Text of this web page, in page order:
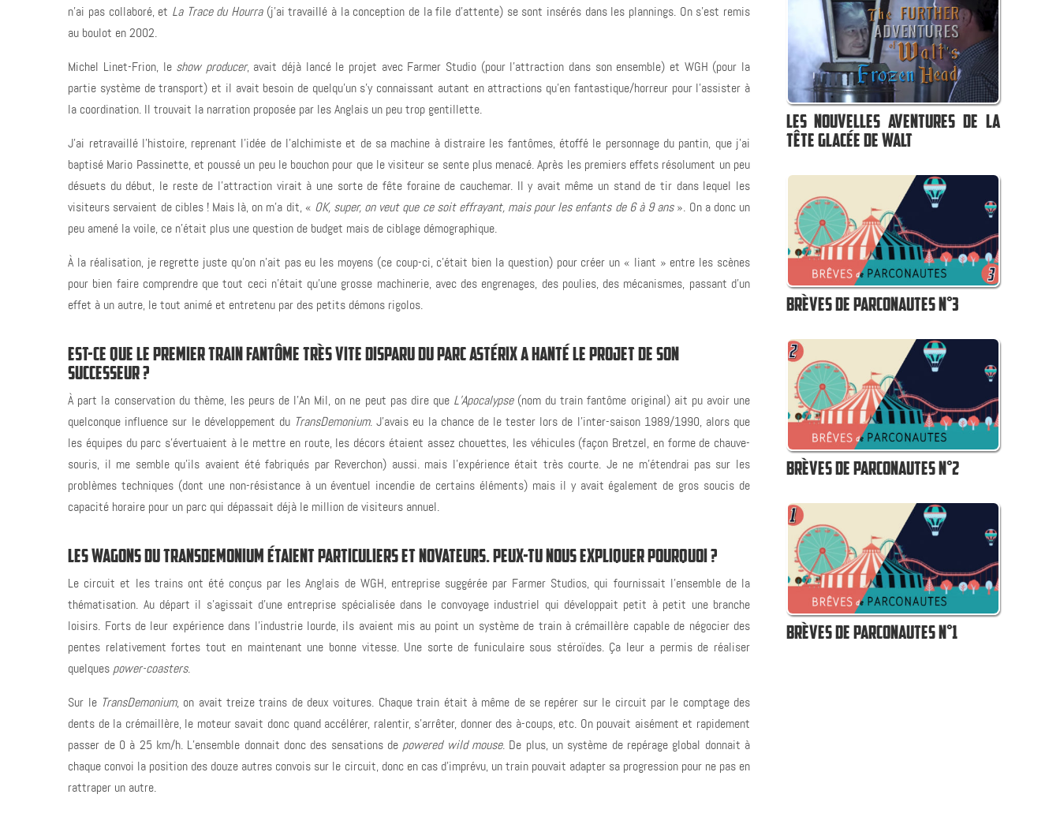
n’ai pas collaboré, et La Trace du Hourra(j’ai travaillé à la conception de la file d’attente) se sont insérés dans les plannings. On s’est remis
au boulot en 2002.
Michel Linet-Frion, le show producer, avait déjà lancé le projet avec Farmer Studio (pour l’attraction dans son ensemble) et WGH (pour la
partie système de transport) et il avait besoin de quelqu’un s’y connaissant autant en attractions qu’en fantastique/horreur pour l’assister à
la coordination. Il trouvait la narration proposée par les Anglais un peu trop gentillette.
J’ai retravaillé l’histoire, reprenant l’idée de l’alchimiste et de sa machine à distraire les fantômes, étoffé le personnage du pantin, que j’ai
baptisé Mario Passinette, et poussé un peu le bouchon pour que le visiteur se sente plus menacé. Après les premiers effets résolument un peu
désuets du début, le reste de l’attraction virait à une sorte de fête foraine de cauchemar. Il y avait même un stand de tir dans lequel les
visiteurs servaient de cibles ! Mais là, on m’a dit, « OK, super, on veut que ce soit effrayant, mais pour les enfants de 6 à 9 ans». On a donc un
peu amené la voile, ce n’était plus une question de budget mais de ciblage démographique.
À la réalisation, je regrette juste qu’on n’ait pas eu les moyens (ce coup-ci, c’était bien la question) pour créer un « liant » entre les scènes
pour bien faire comprendre que tout ceci n’était qu’une grosse machinerie, avec des engrenages, des poulies, des mécanismes, passant d’un
effet à un autre, le tout animé et entretenu par des petits démons rigolos.
EST-CE QUE LE PREMIER TRAIN FANTÔME TRÈS VITE DISPARU DU PARC ASTÉRIX A HANTÉ LE PROJET DE SON
SUCCESSEUR ?
À part la conservation du thème, les peurs de l’An Mil, on ne peut pas dire que L’Apocalypse(nom du train fantôme original) ait pu avoir une
quelconque influence sur le développement du TransDemonium. J’avais eu la chance de le tester lors de l’inter-saison 1989/1990, alors que
les équipes du parc s’évertuaient à le mettre en route, les décors étaient assez chouettes, les véhicules (façon Bretzel, en forme de chauve-
souris, il me semble qu’ils avaient été fabriqués par Reverchon) aussi. mais l’expérience était très courte. Je ne m’étendrai pas sur les
problèmes techniques (dont une non-résistance à un éventuel incendie de certains éléments) mais il y avait également de gros soucis de
capacité horaire pour un parc qui dépassait déjà le million de visiteurs annuel.
LES WAGONS DU TRANSDEMONIUM ÉTAIENT PARTICULIERS ET NOVATEURS. PEUX-TU NOUS EXPLIQUER POURQUOI ?
Le circuit et les trains ont été conçus par les Anglais de WGH, entreprise suggérée par Farmer Studios, qui fournissait l’ensemble de la
thématisation. Au départ il s’agissait d’une entreprise spécialisée dans le convoyage industriel qui développait petit à petit une branche
loisirs. Forts de leur expérience dans l’industrie lourde, ils avaient mis au point un système de train à crémaillère capable de négocier des
pentes relativement fortes tout en maintenant une bonne vitesse. Une sorte de funiculaire sous stéroïdes. Ça leur a permis de réaliser
quelques power-coasters.
Sur le TransDemonium, on avait treize trains de deux voitures. Chaque train était à même de se repérer sur le circuit par le comptage des
dents de la crémaillère, le moteur savait donc quand accélérer, ralentir, s’arrêter, donner des à-coups, etc. On pouvait aisément et rapidement
passer de 0 à 25 km/h. L’ensemble donnait donc des sensations de powered wild mouse. De plus, un système de repérage global donnait à
chaque convoi la position des douze autres convois sur le circuit, donc en cas d’imprévu, un train pouvait adapter sa progression pour ne pas en
rattraper un autre.
LES NOUVELLES AVENTURES DE LA
TÊTE GLACÉE DE WALT
BRÈVES DE PARCONAUTES N°3
BRÈVES DE PARCONAUTES N°2
BRÈVES DE PARCONAUTES N°1